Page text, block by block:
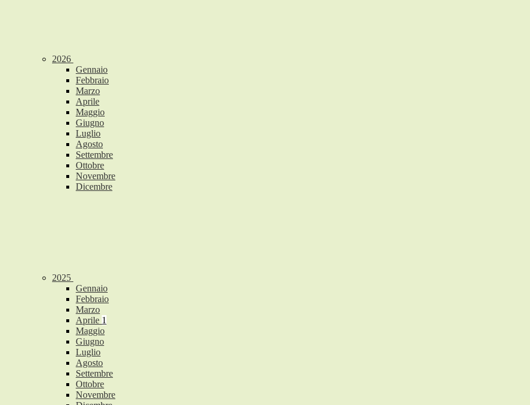
2026
Gennaio
Febbraio
Marzo
Aprile
Maggio
Giugno
Luglio
Agosto
Settembre
Ottobre
Novembre
Dicembre
2025
Gennaio
Febbraio
Marzo
Aprile 1
Maggio
Giugno
Luglio
Agosto
Settembre
Ottobre
Novembre